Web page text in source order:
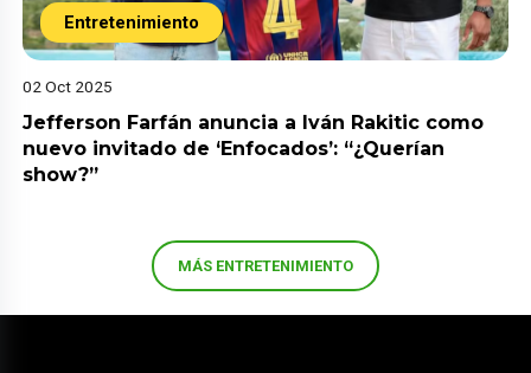
Entretenimiento
02 Oct 2025
Jefferson Farfán anuncia a Iván Rakitic como
nuevo invitado de ‘Enfocados’: “¿Querían
show?”
MÁS ENTRETENIMIENTO